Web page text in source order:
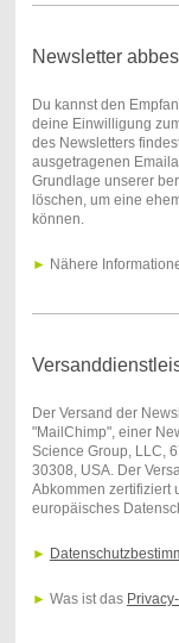
Newsletter
Du kannst den
deine Einwilligung
des Newsletters
ausgetragenen
Grundlage unserer
löschen, um eine
können.
► Nähere
Der Versand der
"MailChimp", einer
Science Group, LLC,
30308, USA. Der
Abkommen zertifiziert
europäisches
►
► Was ist das